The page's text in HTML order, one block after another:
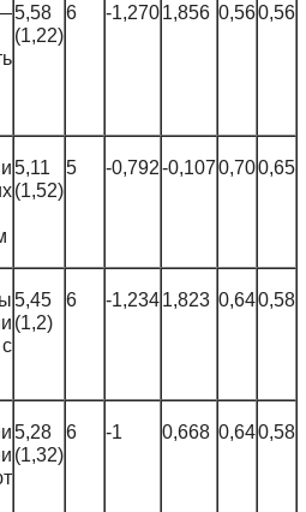
5,58
(1,22)
6 -1,2701,856 0,560,56
5,11
(1,52)
5 -0,792-0,1070,700,65
5,45
(1,2)
6 -1,2341,823 0,640,58
5,28
(1,32)
6 -1 0,668 0,640,58